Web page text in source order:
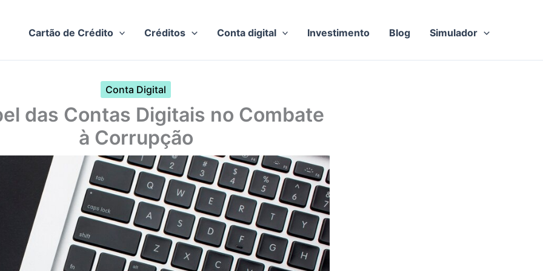
Cartão de Crédito Créditos Conta digital Investimento Blog Simulador
Conta Digital
das Contas Digitais no Combate
à Corrupção